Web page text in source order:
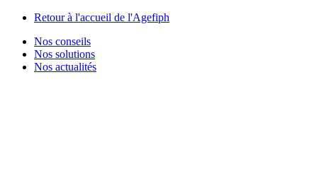
Retour à l'accueil de l'Agefiph
Nos conseils
Nos solutions
Nos actualités